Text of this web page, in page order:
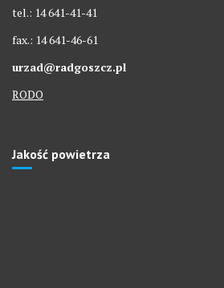
tel.: 14 641-41-41
fax.: 14 641-46-61
urzad@radgoszcz.pl
RODO
Jakość powietrza